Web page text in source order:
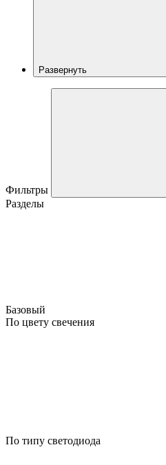
Развернуть
Фильтры
Разделы
Базовый
По цвету свечения
По типу светодиода